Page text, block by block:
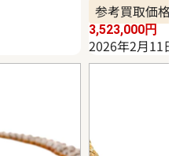
参考買取価格
3,523,000円
2026年2月11日